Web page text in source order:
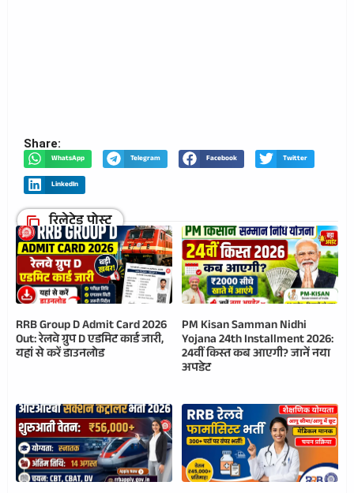
Share:
WhatsApp Telegram Facebook Twitter
LinkedIn
रिलेटेड पोस्ट
RRB Group D Admit Card 2026
Out: रेलवे ग्रुप D एडमिट कार्ड जारी,
यहां से करें डाउनलोड
PM Kisan Samman Nidhi
Yojana 24th Installment 2026:
24वीं किस्त कब आएगी? जानें नया
अपडेट